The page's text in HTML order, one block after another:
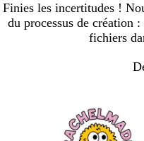
Finies les incertitudes !
du processus de création
fichiers